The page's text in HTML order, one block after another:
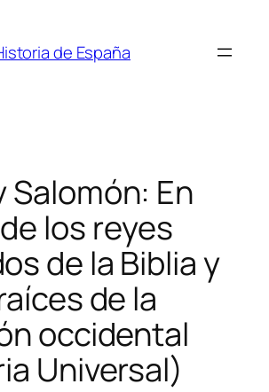
de España
Salomón: En
los reyes
de la Biblia y
de la
occidental
Universal)